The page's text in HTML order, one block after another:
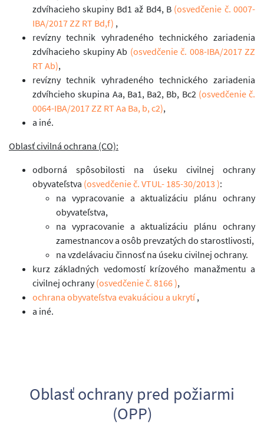
zdvíhacieho skupiny Bd1 až Bd4, B (osvedčenie č. 0007-
IBA/2017 ZZ RT Bd,f) ,
revízny technik vyhradeného technického zariadenia
zdvíhacieho skupiny Ab (osvedčenie č. 008-IBA/2017 ZZ
RT Ab),
revízny technik vyhradeného technického zariadenia
zdvíhcieho skupina Aa, Ba1, Ba2, Bb, Bc2 (osvedčenie č.
0064-IBA/2017 ZZ RT Aa Ba, b, c2),
a iné.
Oblasť civilná ochrana (CO):
odborná spôsobilosti na úseku civilnej ochrany
obyvateľstva (osvedčenie č. VTUL- 185-30/2013 ):
na vypracovanie a aktualizáciu plánu ochrany
obyvateľstva,
na vypracovanie a aktualizáciu plánu ochrany
zamestnancov a osôb prevzatých do starostlivosti,
na vzdelávaciu činnosť na úseku civilnej ochrany.
kurz základných vedomostí krízového manažmentu a
civilnej ochrany(osvedčenie č. 8166 ),
ochrana obyvateľstva evakuáciou a ukrytí ,
a iné.
Oblasť ochrany pred požiarmi
(OPP)